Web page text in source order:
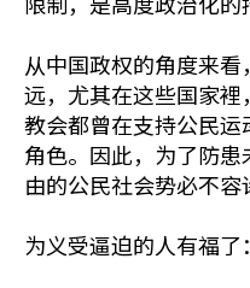
从中国政权的角度来
远，尤其在这些国家
教会都曾在支持公民
角色。因此，为了防
由的公民社会势必不容
为义受逼迫的人有福